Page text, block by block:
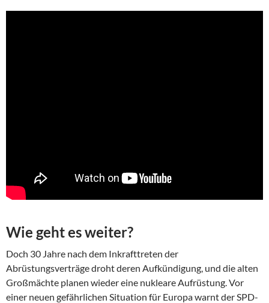
Wie geht es weiter?
Doch 30 Jahre nach dem Inkrafttreten der
Abrüstungsverträge droht deren Aufkündigung, und die alten
Großmächte planen wieder eine nukleare Aufrüstung. Vor
einer neuen gefährlichen Situation für Europa warnt der SPD-